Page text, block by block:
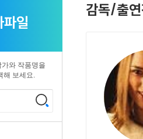
일
와 작품명을
해 보세요.
감독/출